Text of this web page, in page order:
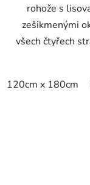
rohože s
zešikmenými
všech čtyřech
120cm x 180cm